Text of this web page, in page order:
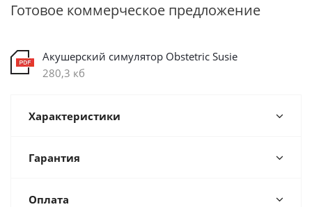
Готовое коммерческое предложение
Акушерский симулятор Obstetric Susie
280,3 кб
Характеристики
Гарантия
Оплата